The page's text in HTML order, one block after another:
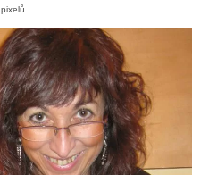
pixelů